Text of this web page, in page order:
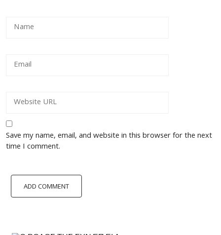
Save my name, email, and website in this browser for the next
time I comment.